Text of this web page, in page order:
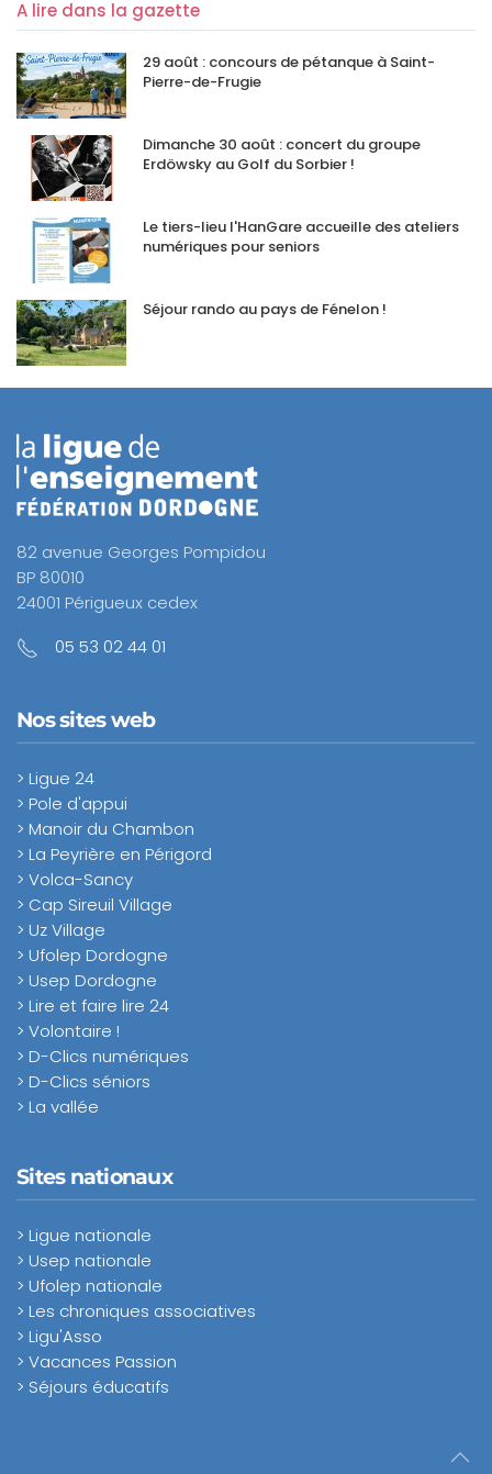
A lire dans la gazette
29 août : concours de pétanque à Saint-
Pierre-de-Frugie
Dimanche 30 août : concert du groupe
Erdöwsky au Golf du Sorbier !
Le tiers-lieu l'HanGare accueille des ateliers
numériques pour seniors
Séjour rando au pays de Fénelon !
82 avenue Georges Pompidou
BP 80010
24001 Périgueux cedex
05 53 02 44 01
Nos sites web
> Ligue 24
> Pole d'appui
> Manoir du Chambon
> La Peyrière en Périgord
> Volca-Sancy
> Cap Sireuil Village
> Uz Village
> Ufolep Dordogne
> Usep Dordogne
> Lire et faire lire 24
> Volontaire !
> D-Clics numériques
> D-Clics séniors
> La vallée
Sites nationaux
> Ligue nationale
> Usep nationale
> Ufolep nationale
> Les chroniques associatives
> Ligu'Asso
> Vacances Passion
> Séjours éducatifs